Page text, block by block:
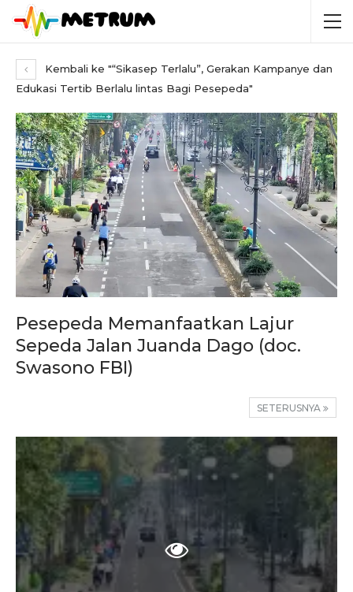
Kembali ke "“Sikasep Terlalu”, Gerakan Kampanye dan
Edukasi Tertib Berlalu lintas Bagi Pesepeda"
Pesepeda Memanfaatkan Lajur
Sepeda Jalan Juanda Dago (doc.
Swasono FBI)
SETERUSNYA